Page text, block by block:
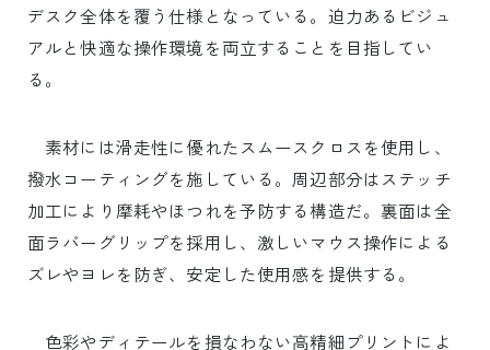
デスク全体を覆う仕様となっている。迫力あるビジュ
アルと快適な操作環境を両立することを目指してい
る。
素材には滑走性に優れたスムースクロスを使用し、
撥水コーティングを施している。周辺部分はステッチ
加工により摩耗やほつれを予防する構造だ。裏面は全
面ラバーグリップを採用し、激しいマウス操作による
ズレやヨレを防ぎ、安定した使用感を提供する。
色彩やディテールを損なわない高精細プリントによ